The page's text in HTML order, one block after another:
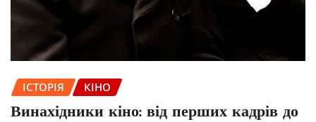
ІСТОРІЯ КІНО
Винахідники кіно: від перших кадрів до